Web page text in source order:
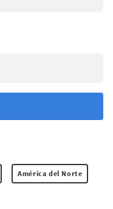
América del Norte